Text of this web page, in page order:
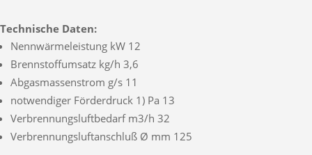
Technische Daten:
Nennwärmeleistung kW 12
Brennstoffumsatz kg/h 3,6
Abgasmassenstrom g/s 11
notwendiger Förderdruck 1) Pa 13
Verbrennungsluftbedarf m3/h 32
Verbrennungsluftanschluß Ø mm 125